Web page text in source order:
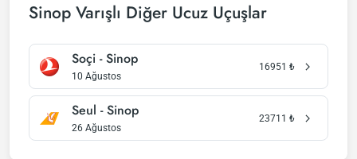
Sinop Varışlı Diğer Ucuz Uçuşlar
Soçi - Sinop
10 Ağustos
16951 ₺
Seul - Sinop
26 Ağustos
23711 ₺